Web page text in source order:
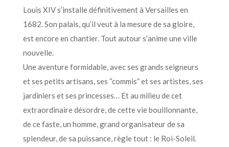
Louis XIV s’installe définitivement à Versailles en
1682. Son palais, qu’il veut à la mesure de sa gloire,
est encore en chantier. Tout autour s’anime une ville
nouvelle.
Une aventure formidable, avec ses grands seigneurs
et ses petits artisans, ses “commis” et ses artistes, ses
jardiniers et ses princesses… Et au milieu de cet
extraordinaire désordre, de cette vie bouillonnante,
de ce faste, un homme, grand organisateur de sa
splendeur, de sa puissance, règle tout : le Roi-Soleil.